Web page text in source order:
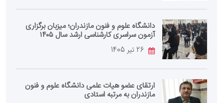
دانشگاه علوم و فنون مازندران؛ میزبان برگزاری
آزمون سراسری کارشناسی‌ ارشد سال ۱۴۰۵
ارتقای عضو هیات علمی دانشگاه علوم و فنون
مازندران به مرتبه استادی